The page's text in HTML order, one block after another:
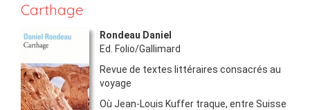
Carthage
Rondeau Daniel
Ed.
Folio/Gallimard
Revue de textes littéraires consacrés au
voyage
Où Jean-Louis Kuffer traque, entre Suisse